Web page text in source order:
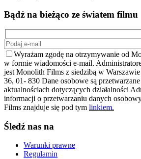
Bądź na bieżąco ze światem filmu
Wyrażam zgodę na otrzymywanie od
w formie wiadomości e-mail.
jest Monolith Films z siedzibą w
36, 01- 830 Dane osobowe są
aktualnościach dotyczących działalności
informacji o przetwarzaniu danych
Films znajduje się pod tym linkiem.
Śledź nas na
Warunki prawne
Regulamin